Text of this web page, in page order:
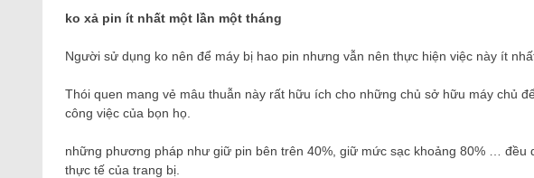
ko xả pin ít nhất một lần một tháng
Người sử dụng ko nên để máy bị hao pin nhưng vẫn nên thực hiện việc này ít
Thói quen mang vẻ mâu thuẫn này rất hữu ích cho những chủ sở hữu máy chủ
công việc của bọn họ.
những phương pháp như giữ pin bên trên 40%, giữ mức sạc khoảng 80% … đều
thực tế của trang bị.